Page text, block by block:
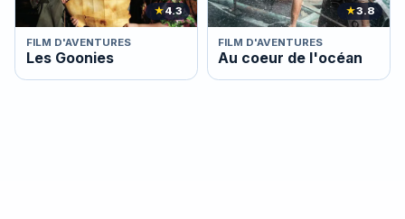
★4.3
FILM D'AVENTURES
Les Goonies
★3.8
FILM D'AVENTURES
Au coeur de l'océan